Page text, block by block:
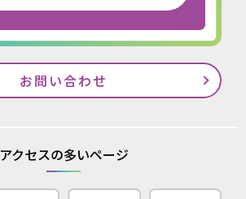
お問い合わせ
アクセスの多いページ